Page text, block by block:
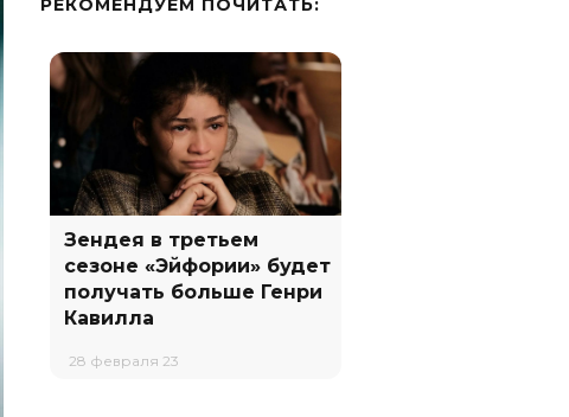
РЕКОМЕНДУЕМ ПOЧИТАТЬ:
Зендея в третьем
сезоне «Эйфории» будет
получать больше Генри
Кавилла
28 февраля 23